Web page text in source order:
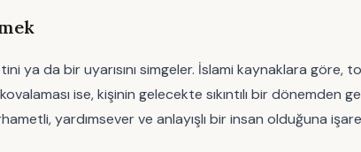
ya da bir uyarısını simgeler. İslami kaynaklara göre,
ise, kişinin gelecekte sıkıntılı bir dönemden
yardımsever ve anlayışlı bir insan olduğuna